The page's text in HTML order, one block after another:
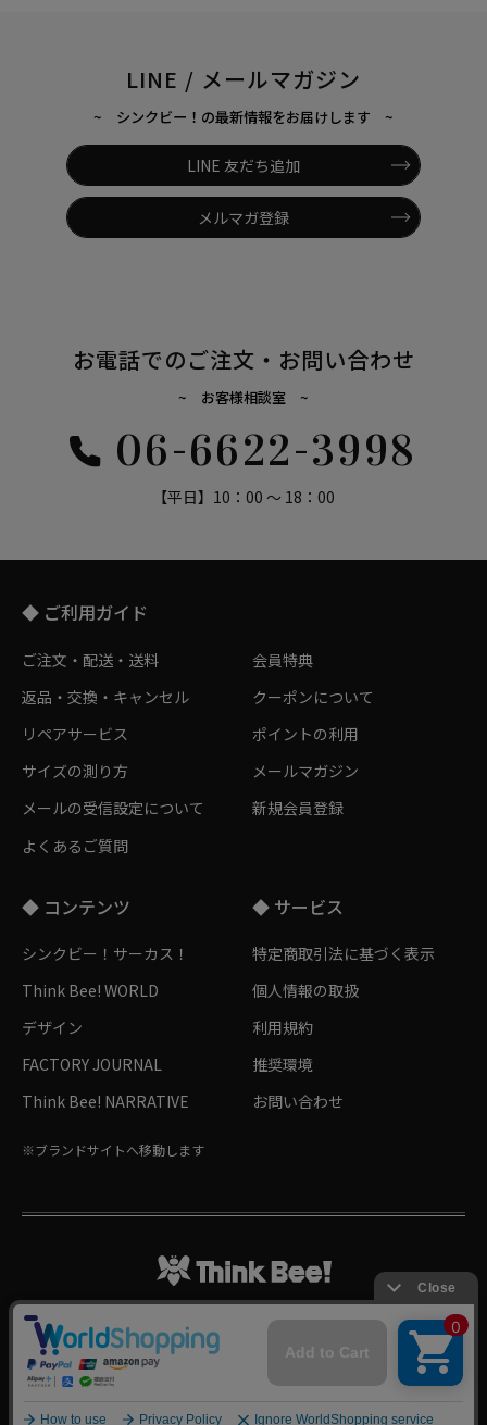
LINE / メールマガジン
~ シンクビー！の最新情報をお届けします ~
LINE 友だち追加
メルマガ登録
お電話でのご注文・お問い合わせ
~ お客様相談室 ~
06-6622-3998
【平日】10：00 ～ 18：00
◆ ご利用ガイド
ご注文・配送・送料
返品・交換・キャンセル
リペアサービス
サイズの測り方
メールの受信設定について
よくあるご質問
会員特典
クーポンについて
ポイントの利用
メールマガジン
新規会員登録
◆ コンテンツ
シンクビー！サーカス！
Think Bee! WORLD
デザイン
FACTORY JOURNAL
Think Bee! NARRATIVE
※ブランドサイトへ移動します
◆ サービス
特定商取引法に基づく表示
個人情報の取扱
利用規約
推奨環境
お問い合わせ
Follow me!